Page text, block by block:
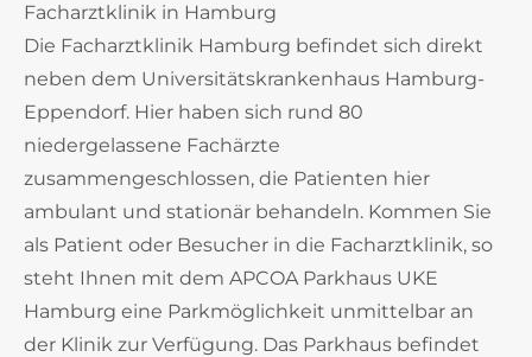
Facharztklinik in Hamburg
Die Facharztklinik Hamburg befindet sich direkt
neben dem Universitätskrankenhaus Hamburg-
Eppendorf. Hier haben sich rund 80
niedergelassene Fachärzte
zusammengeschlossen, die Patienten hier
ambulant und stationär behandeln. Kommen Sie
als Patient oder Besucher in die Facharztklinik, so
steht Ihnen mit dem APCOA Parkhaus UKE
Hamburg eine Parkmöglichkeit unmittelbar an
der Klinik zur Verfügung. Das Parkhaus befindet